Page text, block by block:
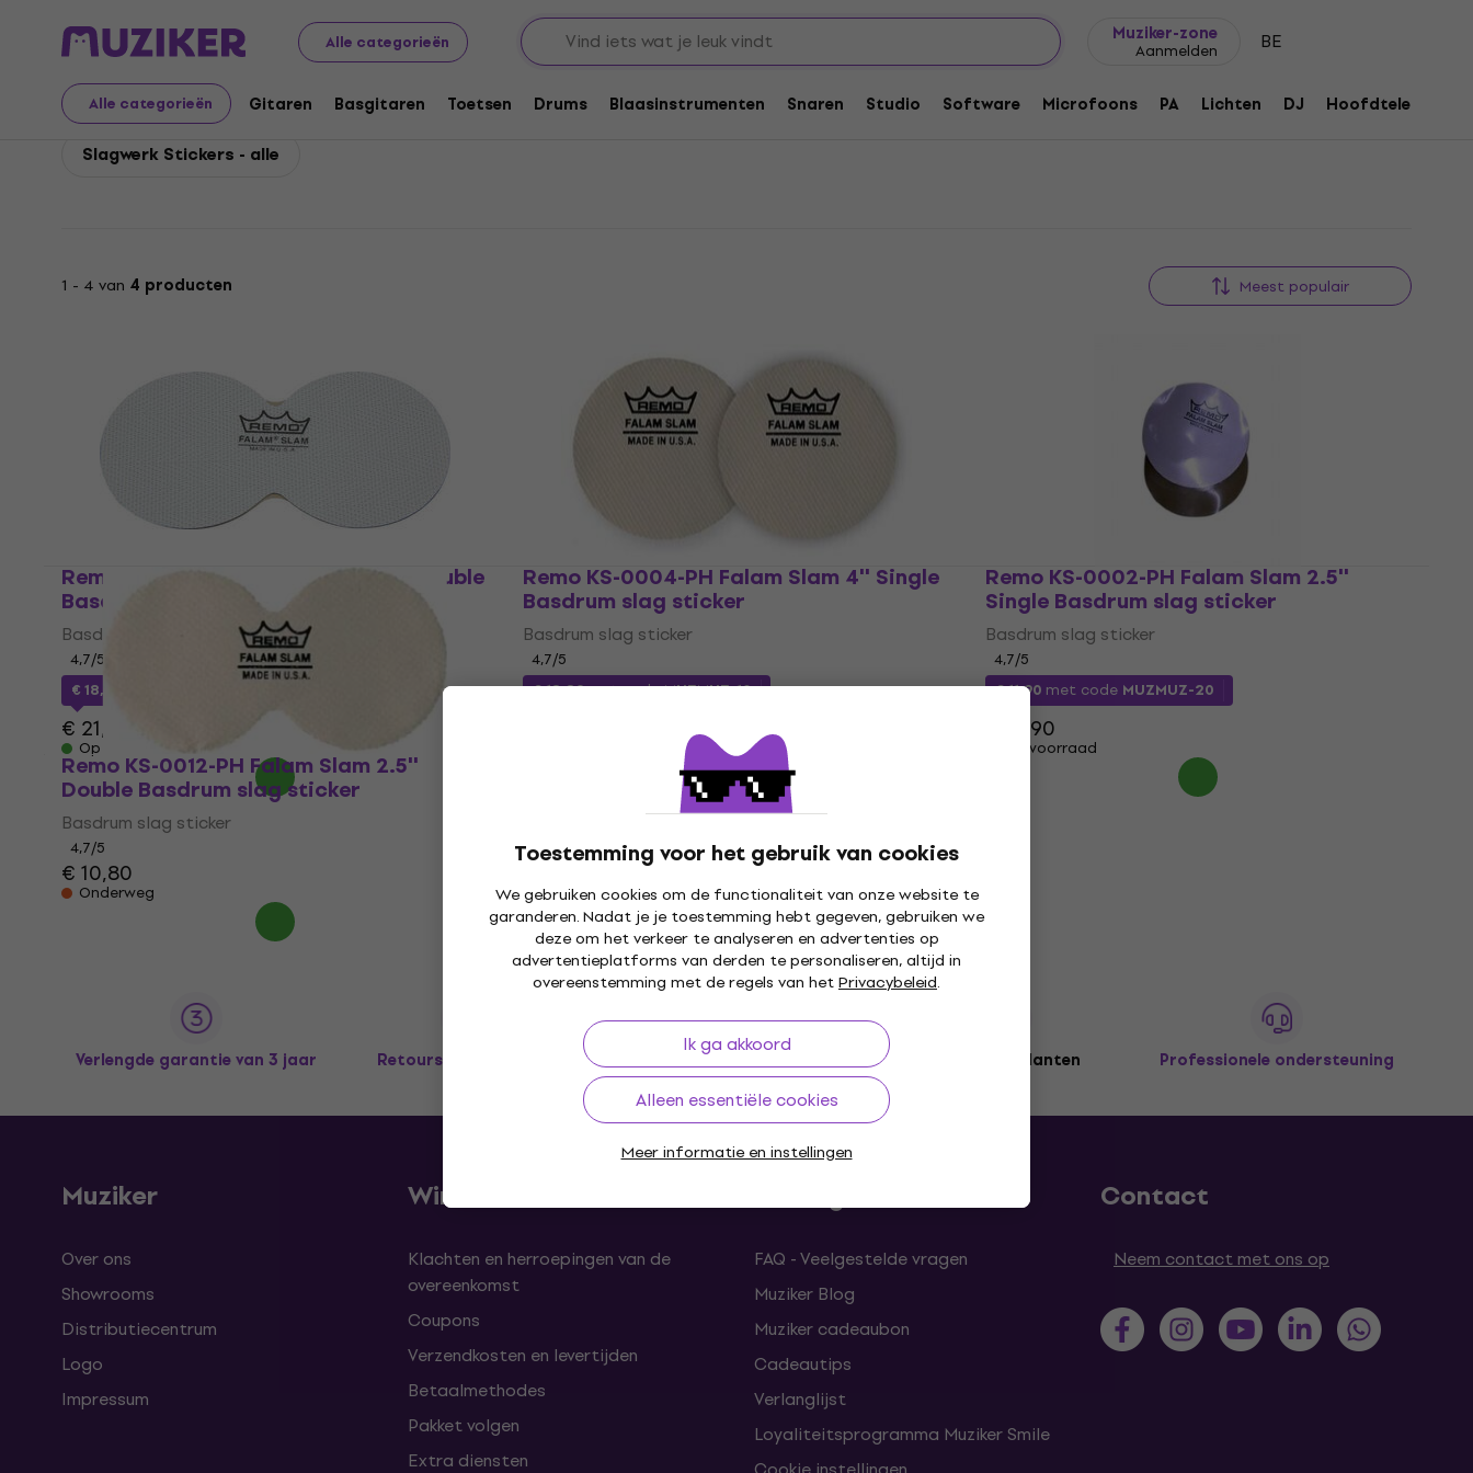
Alle categorieën
Muziker-zone
Aanmelden BE
Alle categorieën Gitaren Basgitaren Toetsen Drums Blaasinstrumenten Snaren Studio Software Microfoons PA Lichten DJ Hoofdtelefoons
Toestemming voor het gebruik van cookies
We gebruiken cookies om de functionaliteit van onze website te
garanderen. Nadat je je toestemming hebt gegeven, gebruiken we
deze om het verkeer te analyseren en advertenties op
advertentieplatforms van derden te personaliseren, altijd in
overeenstemming met de regels van hetPrivacybeleid.
Ik ga akkoord
Alleen essentiële cookies
Meer informatie en instellingen
Remo Drums Drumvellen Remo Slagwerk Stickers
Remo Slagwerk Stickers
Slagwerk Stickers - alle
1 - 4 van 4 producten Meest populair
Remo KS-0006-PH Falam Slam 4'' Double
Basdrum slag sticker
Basdrum slag sticker
4,7/5
€ 18,50
€ 21,90
Op voorraad
Remo KS-0004-PH Falam Slam 4'' Single
Basdrum slag sticker
Basdrum slag sticker
4,7/5
€ 18,89met codeMUZMUZ-10
Remo KS-0002-PH Falam Slam 2.5''
Single Basdrum slag sticker
Basdrum slag sticker
4,7/5
€ 11,90 met code MUZMUZ-20
€ 14,90
Op voorraad
Remo KS-0012-PH Falam Slam 2.5''
Double Basdrum slag sticker
Basdrum slag sticker
4,7/5
€ 10,80
Onderweg
Verlengde garantie van 3 jaar Retours tot 30 dagen Gratis verzendingvanaf € 299 +3 miljoen klanten Professionele ondersteuning
Muziker
Over ons
Showrooms
Distributiecentrum
Logo
Impressum
Winkelen
Klachten en herroepingen van de
overeenkomst
Coupons
Verzendkosten en levertijden
Betaalmethodes
Pakket volgen
Extra diensten
FAQ - Veelgestelde vragen
Muziker Blog
Muziker cadeaubon
Cadeautips
Verlanglijst
Loyaliteitsprogramma Muziker Smile
Contact
Neem contact met ons op